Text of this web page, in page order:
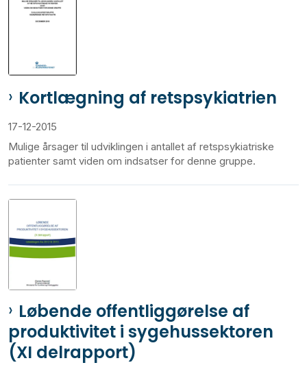
Kortlægning af retspsykiatrien
17-12-2015
Mulige årsager til udviklingen i antallet af retspsykiatriske
patienter samt viden om indsatser for denne gruppe.
Løbende offentliggørelse af
produktivitet i sygehussektoren
(XI delrapport)